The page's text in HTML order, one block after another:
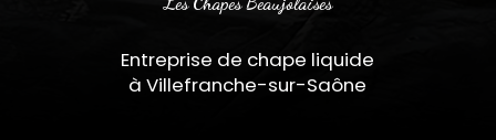
Entreprise de chape liquide
à Villefranche-sur-Saône